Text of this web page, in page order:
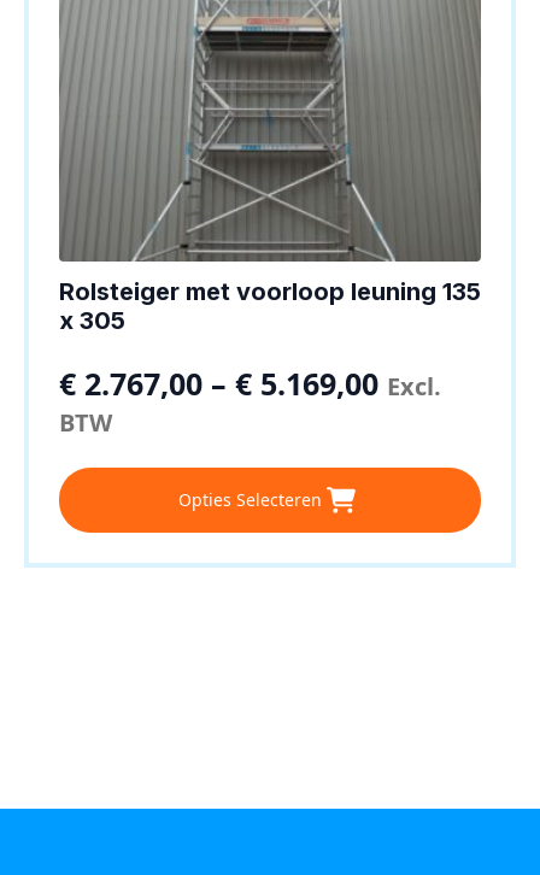
productpagina
Rolsteiger met voorloop leuning 135
x 305
€ 2.767,00 – € 5.169,00 Excl.
BTW
Opties Selecteren
Dit
product
heeft
meerdere